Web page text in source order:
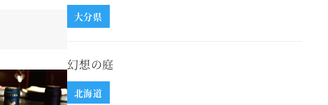
大分県
幻想の庭
北海道